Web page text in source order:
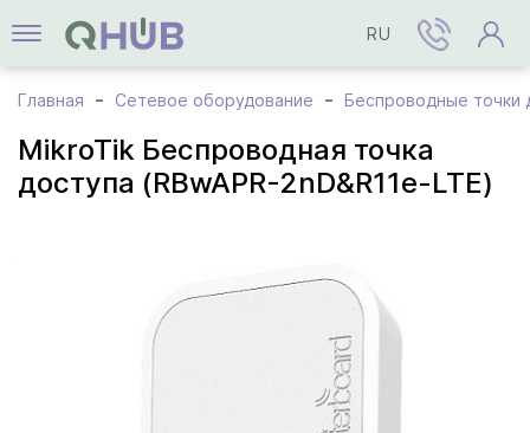
RU
Главная Сетевое оборудование Беспроводные точки
MikroTik Беспроводная точка
доступа (RBwAPR-2nD&R11e-LTE)